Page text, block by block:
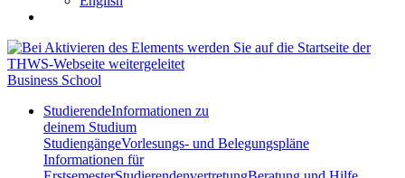
Business School
StudierendeInformationen zu
deinem Studium
StudiengängeVorlesungs- und Belegungspläne
Informationen für